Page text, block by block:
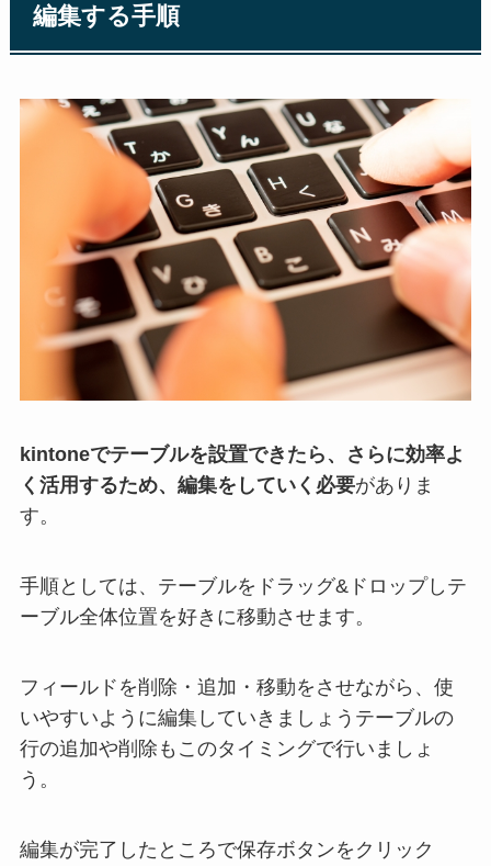
編集する手順
kintoneでテーブルを設置できたら、さらに効率よ
く活用するため、編集をしていく必要がありま
す。
手順としては、テーブルをドラッグ&ドロップしテ
ーブル全体位置を好きに移動させます。
フィールドを削除・追加・移動をさせながら、使
いやすいように編集していきましょうテーブルの
行の追加や削除もこのタイミングで行いましょ
う。
編集が完了したところで保存ボタンをクリック